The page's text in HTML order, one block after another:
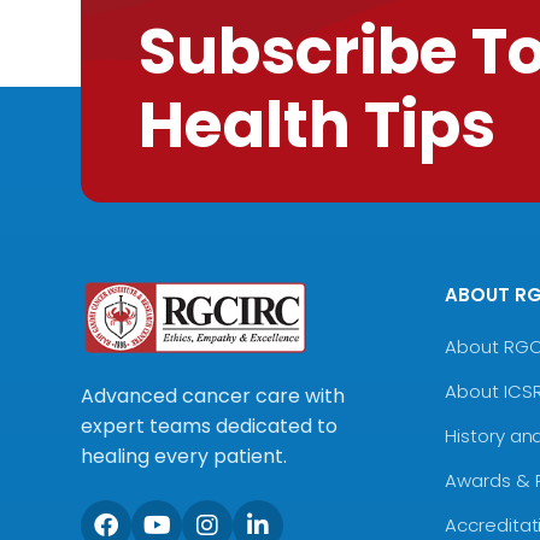
Subscribe
Health Tips
Advanced cancer care with
expert teams dedicated to
healing every patient.
ABOUT
About
About
History
Awards &